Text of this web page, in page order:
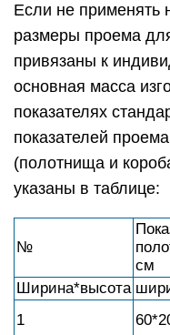
Если не применять
размеры проема
привязаны к
основная масса
показателях
показателей
(полотнища и
указаны в таблице:
№
см
Ширина*высота
1